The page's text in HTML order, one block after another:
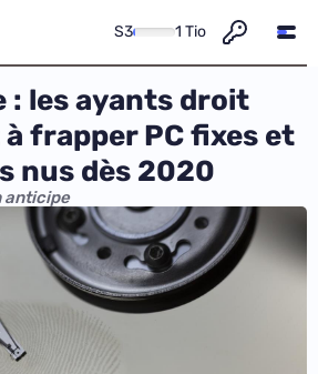
S3 1 Tio
: les ayants droit
frapper PC fixes et
nus dès 2020
anticipe